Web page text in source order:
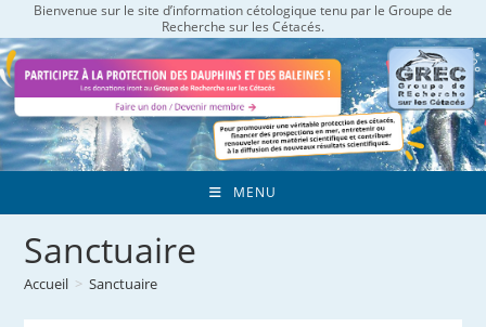
to
content
Bienvenue sur le site d’information cétologique tenu par le Groupe de
Recherche sur les Cétacés.
MENU
Sanctuaire
Accueil > Sanctuaire